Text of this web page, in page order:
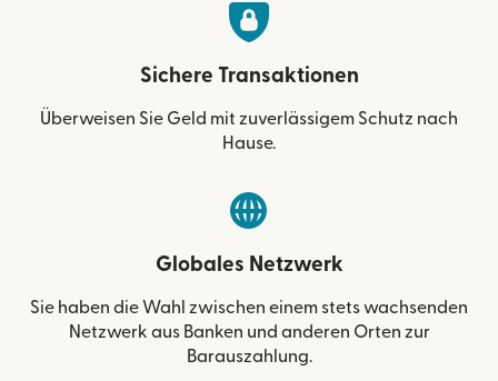
Sichere Transaktionen
Überweisen Sie Geld mit zuverlässigem Schutz nach
Hause.
Globales Netzwerk
Sie haben die Wahl zwischen einem stets wachsenden
Netzwerk aus Banken und anderen Orten zur
Barauszahlung.